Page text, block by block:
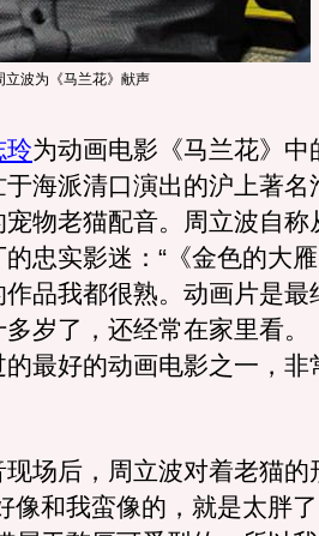
立波为《马兰花》献声
玲为动画电影《马兰花》中
海派清口演出的沪上著名
物老猫配音。周立波自称
忠实影迷：“《金色的大
作品我都很熟。动画片是
岁了，还经常在家里看。
最好的动画电影之一，非
后，周立波对着老猫的
像和我蛮像的，就是太胖